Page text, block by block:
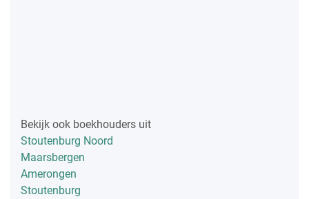
Bekijk ook boekhouders uit
Stoutenburg Noord
Maarsbergen
Amerongen
Stoutenburg